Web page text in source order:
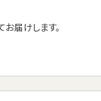
届けします。